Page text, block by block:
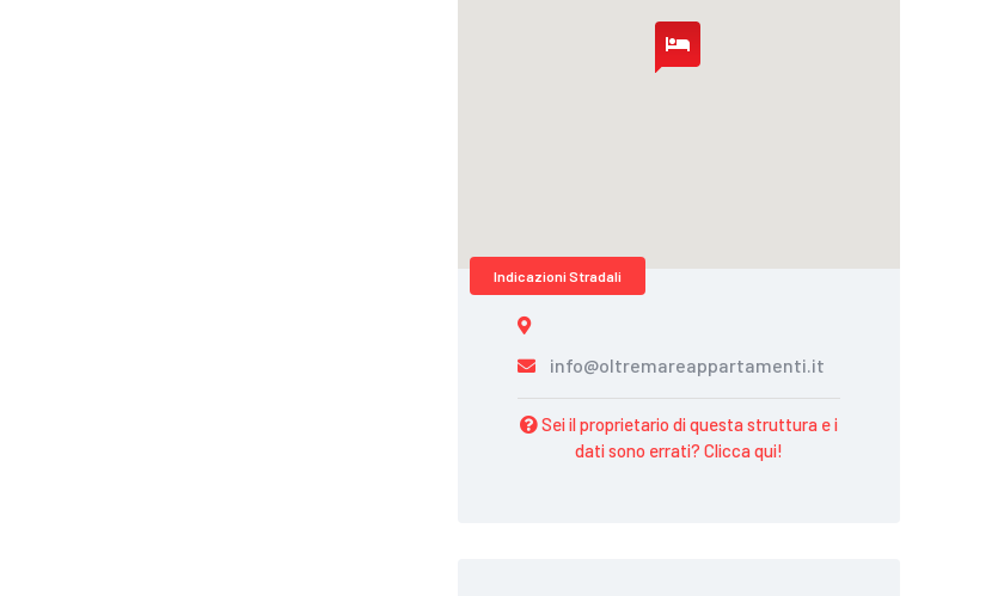
Indicazioni Stradali
info@oltremareappartamenti.it
Sei il proprietario di questa struttura e i
dati sono errati? Clicca qui!